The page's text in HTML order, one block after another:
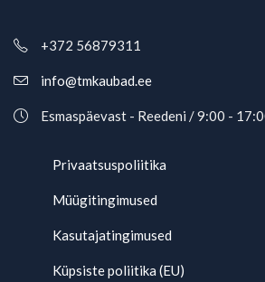
+372 56879311
info@tmkaubad.ee
Esmaspäevast - Reedeni / 9:00 -
Privaatsuspoliitika
Müügitingimused
Kasutajatingimused
Küpsiste poliitika (EU)